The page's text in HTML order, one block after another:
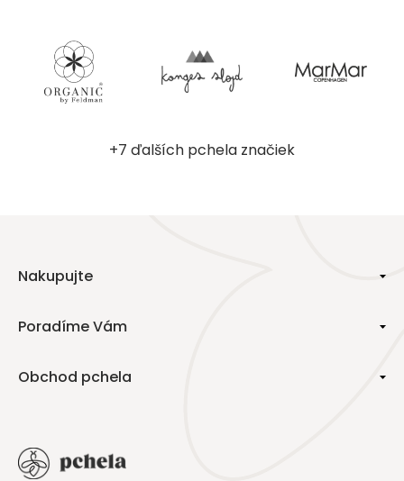
+7 ďalších pchela značiek
Nakupujte
Poradíme Vám
Obchod pchela